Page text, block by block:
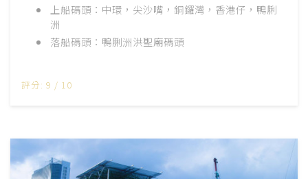
上船碼頭：中環，尖沙嘴，銅鑼灣，香港仔，鴨脷
洲
落船碼頭：鴨脷洲洪聖廟碼頭
評分: 9 / 10